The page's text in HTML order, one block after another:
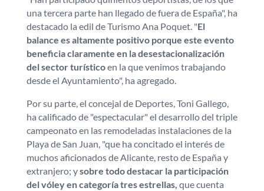
una tercera parte han llegado de fuera de España", ha
destacado la edil de Turismo Ana Poquet. "El
balance es altamente positivo porque este evento
beneficia claramente en la desestacionalización
del sector turísticoen la que venimos trabajando
desde el Ayuntamiento", ha agregado.
Por su parte, el concejal de Deportes, Toni Gallego,
ha calificado de "espectacular" el desarrollo del triple
campeonato en las remodeladas instalaciones de la
Playa de San Juan, "que ha concitado el interés de
muchos aficionados de Alicante, resto de España y
extranjero; ysobre todo destacar la participación
del vóley en categoría tres estrellas, que cuenta